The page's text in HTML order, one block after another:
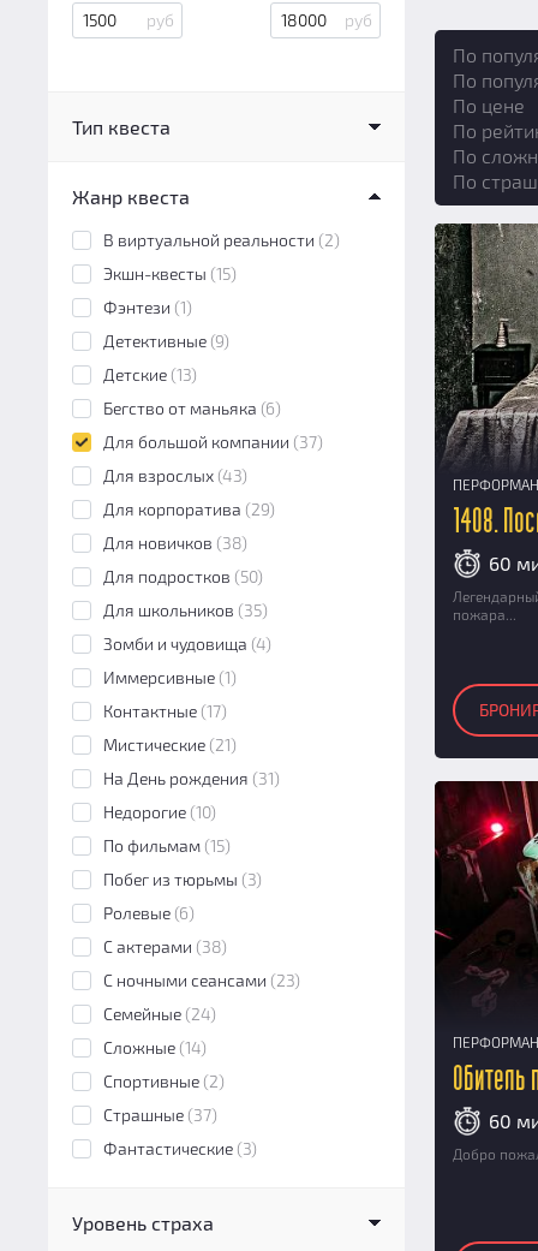
Тип квеста
Перформанс
Экшн-игра(5)
VR-квест(1)
Морфеус(0)
Онлайн(2)
Жанр квеста
В виртуальной реальности (2)
Экшн-квесты (15)
Фэнтези (1)
Детективные (9)
Детские (13)
Бегство от маньяка (6)
Для большой компании (37)
Для взрослых (43)
Для корпоратива (29)
Для новичков (38)
Для подростков (50)
Для школьников (35)
Зомби и чудовища (4)
Иммерсивные (1)
Контактные (17)
Мистические (21)
На День рождения (31)
Недорогие (10)
По фильмам (15)
Побег из тюрьмы (3)
Ролевые (6)
С актерами (38)
С ночными сеансами (23)
Семейные (24)
Сложные (14)
Спортивные (2)
Страшные (37)
Фантастические (3)
Уровень страха
По
По
По цене
По
По
По
1408.
60
пожара...
Обитель
60
Добро